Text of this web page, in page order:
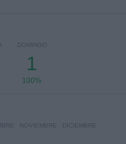
DOMINGO
1
100%
NOVIEMBRE DICIEMBRE